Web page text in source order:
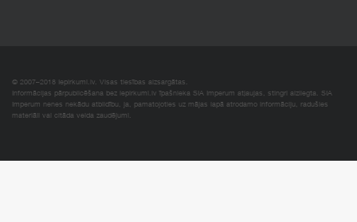
© 2007–2018 Iepirkumi.lv. Visas tiesības aizsargātas.
Informācijas pārpublicēšana bez iepirkumi.lv īpašnieka SIA Imperum atļaujas, stingri aizliegta. SIA
Imperum nenes nekādu atbildību, ja, pamatojoties uz mājas lapā atrodamo informāciju, radušies
materiāli vai citāda veida zaudējumi.